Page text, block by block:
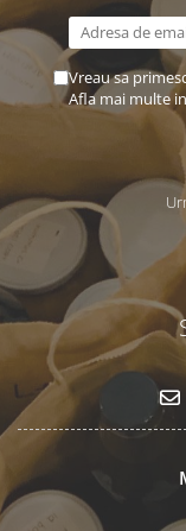
Vreau sa
Afla mai multe in